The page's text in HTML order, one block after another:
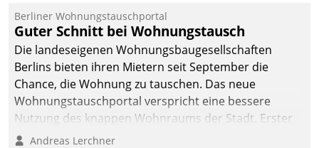
Berliner Wohnungstauschportal
Guter Schnitt bei Wohnungstausch
Die landeseigenen Wohnungsbaugesellschaften
Berlins bieten ihren Mietern seit September die
Chance, die Wohnung zu tauschen. Das neue
Wohnungstauschportal verspricht eine bessere
Nutzung des knappen Wohnraums der Stadt. Erster
Anwendungsfall für Datatrains Lösung API-Hub mit
Andreas Lerchner